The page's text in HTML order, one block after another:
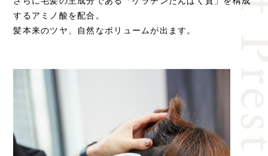
するアミノ酸を配合。
髪本来のツヤ、自然なボリュームが出ます。